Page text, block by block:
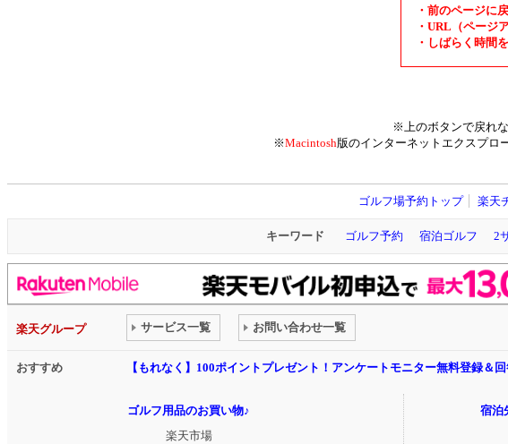
・前のページに
・URL（ページ
・しばらく時間
※上のボタンで戻れ
※Macintosh版のインターネットエクスプロ
ゴルフ場予約トップ 楽天
キーワード ゴルフ予約 宿泊ゴルフ 2
楽天グループ サービス一覧 お問い合わせ一覧
おすすめ 【もれなく】100ポイントプレゼント！アンケートモニター無料登録＆
ゴルフ用品のお買い物♪
楽天市場
宿泊